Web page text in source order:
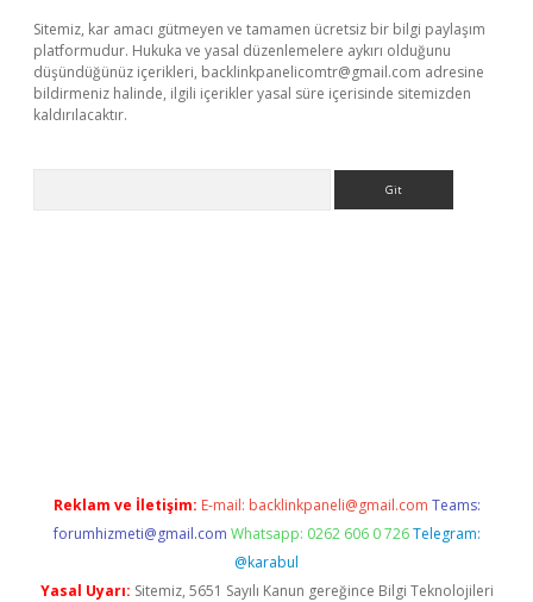
Sitemiz, kar amacı gütmeyen ve tamamen ücretsiz bir bilgi paylaşım
platformudur. Hukuka ve yasal düzenlemelere aykırı olduğunu
düşündüğünüz içerikleri, backlinkpanelicomtr@gmail.com adresine
bildirmeniz halinde, ilgili içerikler yasal süre içerisinde sitemizden
kaldırılacaktır.
Reklam ve İletişim: E-mail: backlinkpaneli@gmail.com Teams:
forumhizmeti@gmail.com Whatsapp: 0262 606 0 726 Telegram:
@karabul
Yasal Uyarı: Sitemiz, 5651 Sayılı Kanun gereğince Bilgi Teknolojileri